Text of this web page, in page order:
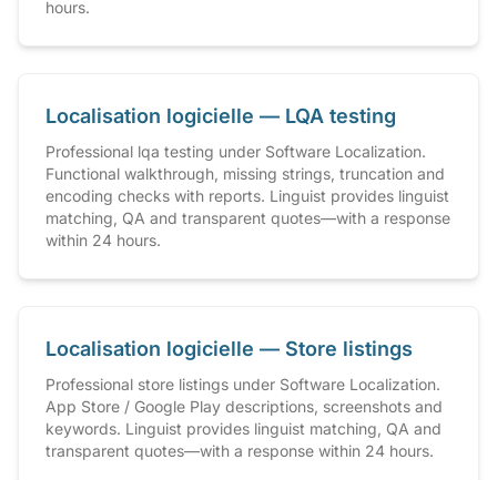
hours.
Localisation logicielle — LQA testing
Professional lqa testing under Software Localization.
Functional walkthrough, missing strings, truncation and
encoding checks with reports. Linguist provides linguist
matching, QA and transparent quotes—with a response
within 24 hours.
Localisation logicielle — Store listings
Professional store listings under Software Localization.
App Store / Google Play descriptions, screenshots and
keywords. Linguist provides linguist matching, QA and
transparent quotes—with a response within 24 hours.